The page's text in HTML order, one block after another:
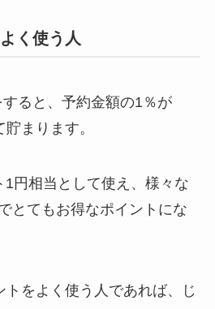
く使う人
ると、予約金額の1％が
まります。
円相当として使え、様々な
とてもお得なポイントにな
をよく使う人であれば、じ